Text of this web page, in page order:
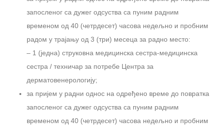
запосленог са дужег одсуства са пуним радним
временом од 40 (четрдесет) часова недељно и пробним
радом у трајању од 3 (три) месеца за радно место:
– 1 (једна) струковна медицинска сестра-медицинска
сестра / техничар за потребе Центра за
дерматовенерологију;
за пријем у радни однос на одређено време до повратка
запосленог са дужег одсуства са пуним радним
временом од 40 (четрдесет) часова недељно и пробним